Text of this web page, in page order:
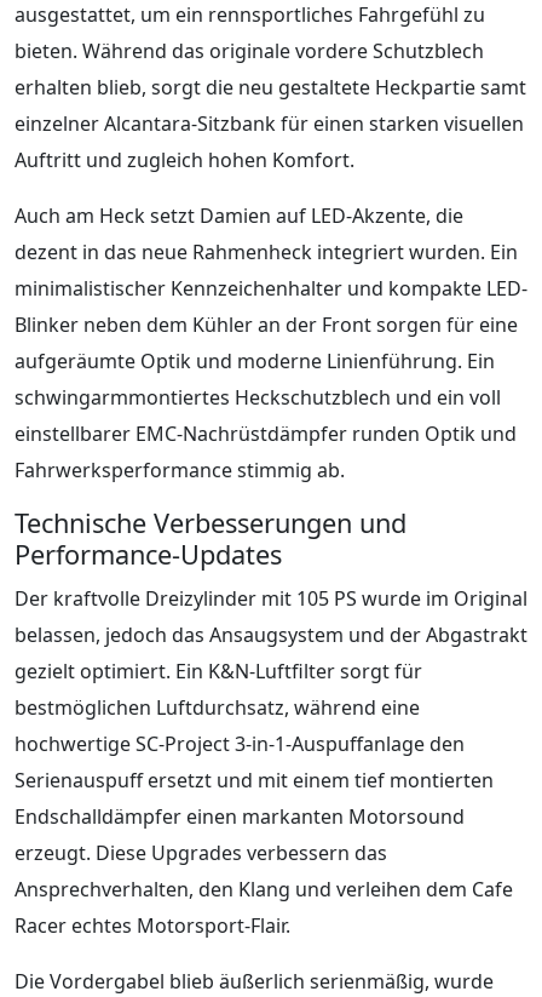
ausgestattet, um ein rennsportliches Fahrgefühl zu
bieten. Während das originale vordere Schutzblech
erhalten blieb, sorgt die neu gestaltete Heckpartie samt
einzelner Alcantara-Sitzbank für einen starken visuellen
Auftritt und zugleich hohen Komfort.
Auch am Heck setzt Damien auf LED-Akzente, die
dezent in das neue Rahmenheck integriert wurden. Ein
minimalistischer Kennzeichenhalter und kompakte LED-
Blinker neben dem Kühler an der Front sorgen für eine
aufgeräumte Optik und moderne Linienführung. Ein
schwingarmmontiertes Heckschutzblech und ein voll
einstellbarer EMC-Nachrüstdämpfer runden Optik und
Fahrwerksperformance stimmig ab.
Technische Verbesserungen und
Performance-Updates
Der kraftvolle Dreizylinder mit 105 PS wurde im Original
belassen, jedoch das Ansaugsystem und der Abgastrakt
gezielt optimiert. Ein K&N-Luftfilter sorgt für
bestmöglichen Luftdurchsatz, während eine
hochwertige SC-Project 3-in-1-Auspuffanlage den
Serienauspuff ersetzt und mit einem tief montierten
Endschalldämpfer einen markanten Motorsound
erzeugt. Diese Upgrades verbessern das
Ansprechverhalten, den Klang und verleihen dem Cafe
Racer echtes Motorsport-Flair.
Die Vordergabel blieb äußerlich serienmäßig, wurde